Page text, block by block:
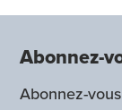
Abonnez-
Abonnez-